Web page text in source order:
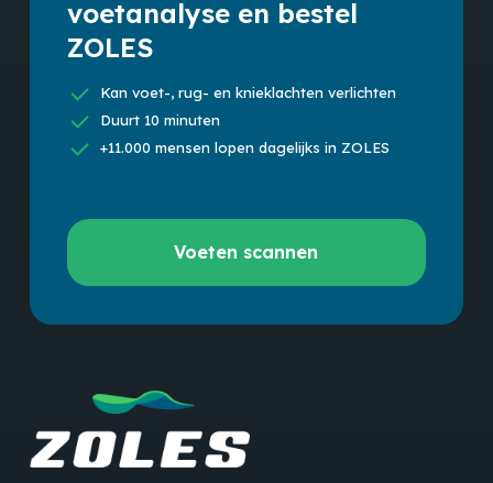
voetanalyse en bestel
ZOLES
Kan voet-, rug- en knieklachten verlichten
Duurt 10 minuten
+11.000 mensen lopen dagelijks in ZOLES
scannen
Voeten scannen